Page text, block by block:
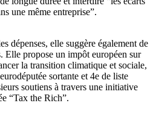
une même entreprise”.
dépenses, elle suggère également de
Elle propose un impôt européen sur
la transition climatique et sociale,
sortante et 4e de liste
soutiens à travers une initiative
“Tax the Rich”.